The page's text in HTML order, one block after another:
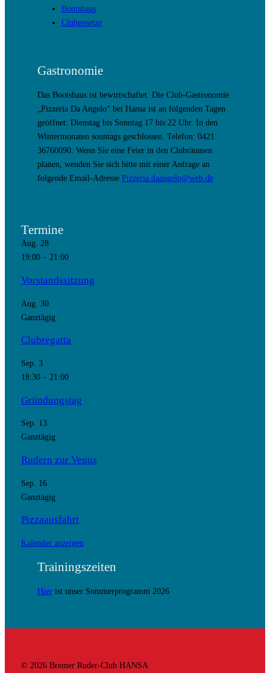
Bootshaus
Clubgesetze
Gastronomie
Das Bootshaus ist bewirtschaftet. Die Club-Gastronomie
„Pizzeria Da Angelo“ bei Hansa ist an folgenden Tagen
geöffnet: Dienstag bis Sonntag 17 bis 22 Uhr. In den
Wintermonaten sonntags geschlossen. Telefon: 0421
36760090. Wenn Sie eine Feier in den Clubräumen
planen, wenden Sie sich bitte mit einer Anfrage an
folgende Email-Adresse Pizzeria.daangelo@web.de
Termine
Aug. 28
19:00– 21:00
Vorstandssitzung
Aug. 30
Ganztägig
Clubregatta
Sep. 3
18:30– 21:00
Gründungstag
Sep. 13
Ganztägig
Rudern zur Venus
Sep. 16
Ganztägig
Pizzaausfahrt
Kalender anzeigen
Trainingszeiten
Hierist unser Sommerprogramm 2026
© 2026 Bremer Ruder-Club HANSA